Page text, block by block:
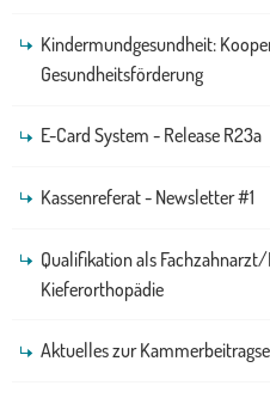
Kindermundgesundheit:
Gesundheitsförderung
E-Card System - Release R23a
Kassenreferat - Newsletter #1
Qualifikation als
Kieferorthopädie
Aktuelles zur